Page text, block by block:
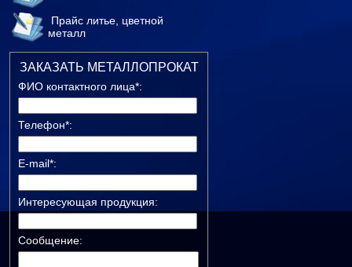
Прайс литье, цветной
металл
ЗАКАЗАТЬ МЕТАЛЛОПРОКАТ
ФИО контактного лица*:
Телефон*:
E-mail*:
Интересующая продукция:
Сообщение: